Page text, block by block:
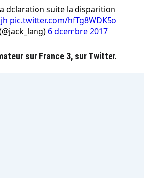
dclaration suite la disparition
pic.twitter.com/hfTg8WDK5o
6 dcembre 2017
sur France 3, sur Twitter.